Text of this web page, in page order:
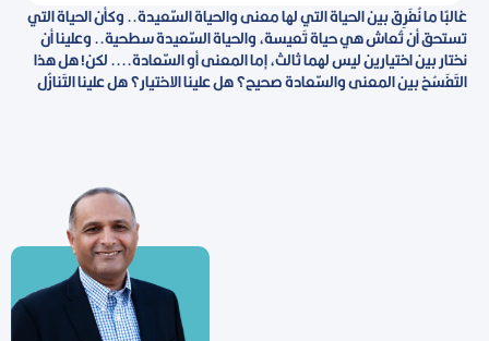
غالبًا ما نُفَرِق بين الحياة التي لها معنى والحياة السّعيدة.. وكأن الحياة التي
تستحق أن تُعاش هي حياة تَعيسة، والحياة السّعيدة سطحية.. وعلينا أن
نختار بين اختيارين ليس لهما ثالث، إما المعنى أو السّعادة.... لكن! هل هذا
التَفَسُخ بين المعنى والسّعادة صحيح؟ هل علينا الاختيار؟ هل علينا التَنازُل